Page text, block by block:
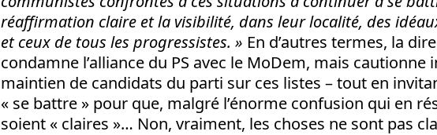
réaffirmation claire et la visibilité, dans leur localité, des
et ceux de tous les progressistes. » En d’autres termes, la
condamne l’alliance du PS avec le MoDem, mais
maintien de candidats du parti sur ces listes – tout en
« se battre » pour que, malgré l’énorme confusion qui en
soient « claires »… Non, vraiment, les choses ne sont pas